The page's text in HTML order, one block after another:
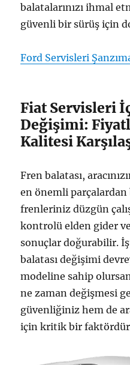
balatalarınızı ihmal
güvenli bir sürüş için
Ford Servisleri
Fiat Servisleri
Değişimi:
Kalitesi
Fren balatası,
en önemli
frenleriniz düzgün
kontrolü elden gider
sonuçlar doğurabilir.
balatası değişimi
modeline sahip
ne zaman değişmesi
güvenliğiniz hem de
için kritik bir